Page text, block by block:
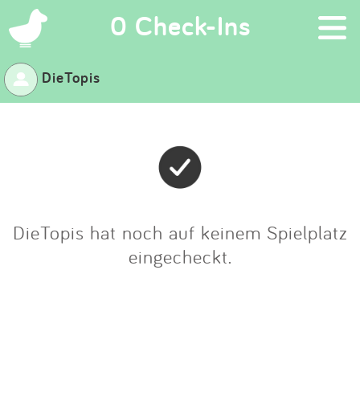
0 Check-Ins ×
Suchen
Eintragen
App
Blog
Partner
DieTopis
DieTopis hat noch auf keinem Spielplatz
eingecheckt.